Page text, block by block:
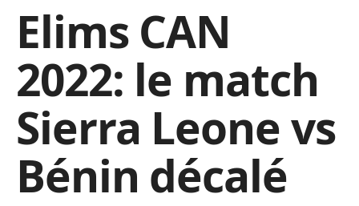
Elims CAN
2022: le match
Sierra Leone vs
Bénin décalé